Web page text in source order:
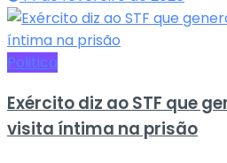
Politica
Exército diz ao STF que
visita íntima na prisão